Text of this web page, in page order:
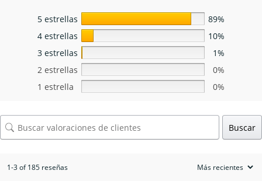
5 estrellas
89%
4 estrellas
10%
3 estrellas
1%
2 estrellas
0%
1 estrella
0%
Buscar
1-3 of 185 reseñas